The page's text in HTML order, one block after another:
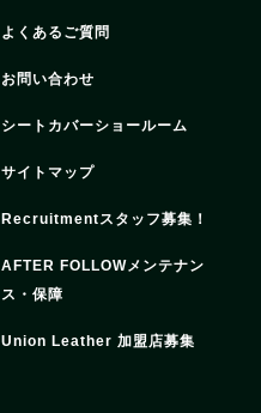
よくあるご質問
お問い合わせ
シートカバーショールーム
サイトマップ
Recruitment スタッフ募集！
AFTER FOLLOW メンテナン
ス・保障
Union Leather 加盟店募集